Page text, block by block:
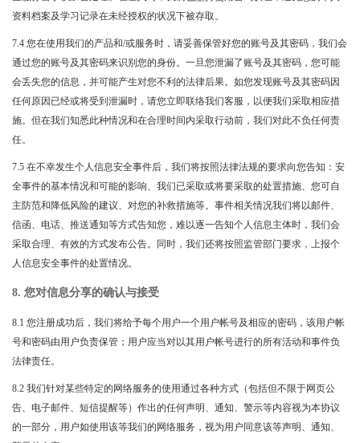
资料档案及学习记录在未经授权的状况下被存取。
7.4 您在使用我们的产品和/或服务时，请妥善保管好您的账号及其密码，我们会
通过您的账号及其密码来识别您的身份。一旦您泄漏了账号及其密码，您可能
会丢失您的信息，并可能产生对您不利的法律后果。如您发现账号及其密码因
任何原因已经或将受到泄漏时，请您立即联络我们客服，以便我们采取相应措
施。但在我们知悉此种情况和在合理时间内采取行动前，我们对此不负任何责
任。
7.5 在不幸发生个人信息安全事件后，我们将按照法律法规的要求向您告知：安
全事件的基本情况和可能的影响、我们已采取或将要采取的处置措施、您可自
主防范和降低风险的建议、对您的补救措施等。事件相关情况我们将以邮件、
信函、电话、推送通知等方式告知您，难以逐一告知个人信息主体时，我们会
采取合理、有效的方式发布公告。同时，我们还将按照监管部门要求，上报个
人信息安全事件的处置情况。
8. 您对信息分享的确认与接受
8.1 您注册成功后，我们将给予每个用户一个用户帐号及相应的密码，该用户帐
号和密码由用户负责保管；用户应当对以其用户帐号进行的所有活动和事件负
法律责任。
8.2 我们针对某些特定的网络服务的使用通过各种方式（包括但不限于网页公
告、电子邮件、短信提醒等）作出的任何声明、通知、警示等内容视为本协议
的一部分，用户如使用该等我们的网络服务，视为用户同意该等声明、通知、